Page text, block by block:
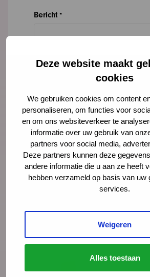
Deze website maakt
cookies
We gebruiken cookies om content
personaliseren, om functies voor
en om ons websiteverkeer te
informatie over uw gebruik van
partners voor social media,
Deze partners kunnen deze
andere informatie die u aan ze heeft
hebben verzameld op basis van uw
services.
Weigeren
Alles toestaan
Bericht *